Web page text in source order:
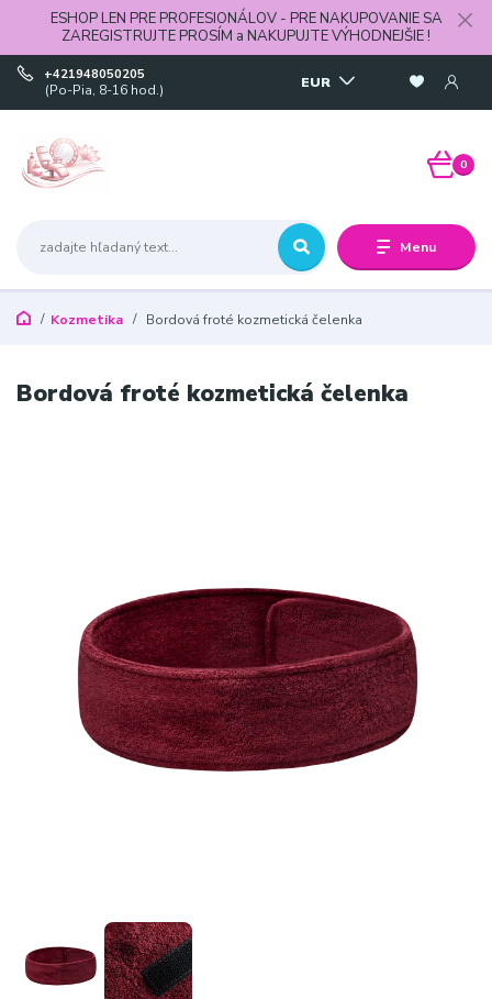
ESHOP LEN PRE PROFESIONÁLOV - PRE NAKUPOVANIE SA
ZAREGISTRUJTE PROSÍM a NAKUPUJTE VÝHODNEJŠIE !
Menu
EUR
+421948050205
(Po-Pia, 8-16 hod.)
0
Kozmetika Bordová froté kozmetická čelenka
Bordová froté kozmetická čelenka